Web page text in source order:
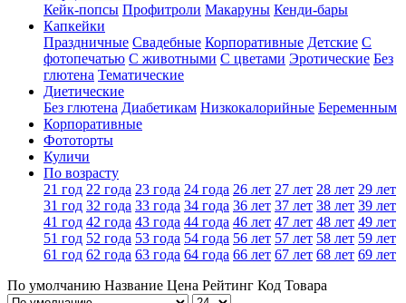
Кейк-попсы Профитроли Макаруны Кенди-бары
Капкейки
Праздничные Свадебные Корпоративные Детские С
фотопечатью C животными С цветами Эротические Без
глютена Тематические
Диетические
Без глютена Диабетикам Низкокалорийные Беременным
Корпоративные
Фототорты
Куличи
По возрасту
21 год 22 года 23 года 24 года 26 лет 27 лет 28 лет 29 лет
31 год 32 года 33 года 34 года 36 лет 37 лет 38 лет 39 лет
41 год 42 года 43 года 44 года 46 лет 47 лет 48 лет 49 лет
51 год 52 года 53 года 54 года 56 лет 57 лет 58 лет 59 лет
61 год 62 года 63 года 64 года 66 лет 67 лет 68 лет 69 лет
По умолчанию Название Цена Рейтинг Код Товара